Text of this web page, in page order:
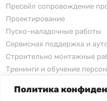
Политика
Пресейл сопровождение
Проектирование
Пуско-наладочные работы
Сервисная поддержка и
Строительно монтажные
Тренинги и обучение
xFusion